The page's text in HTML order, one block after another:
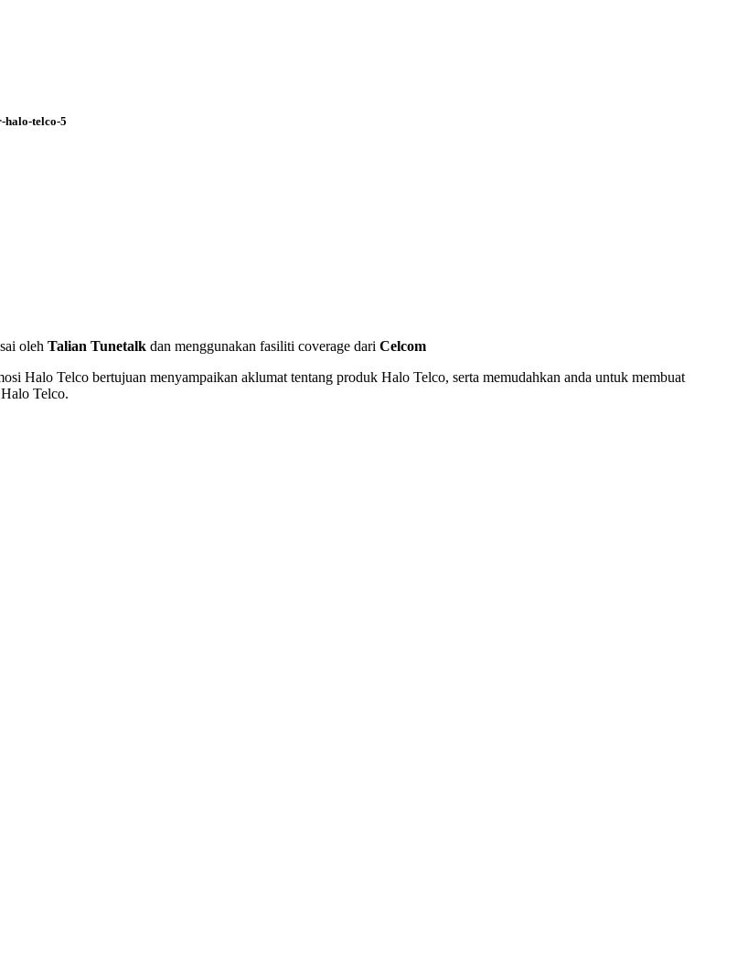
halo-telco-5
oleh Talian Tunetalk dan menggunakan fasiliti coverage dari Celcom
Halo Telco bertujuan menyampaikan aklumat tentang produk Halo Telco, serta memudahkan anda untuk membuat
Telco.